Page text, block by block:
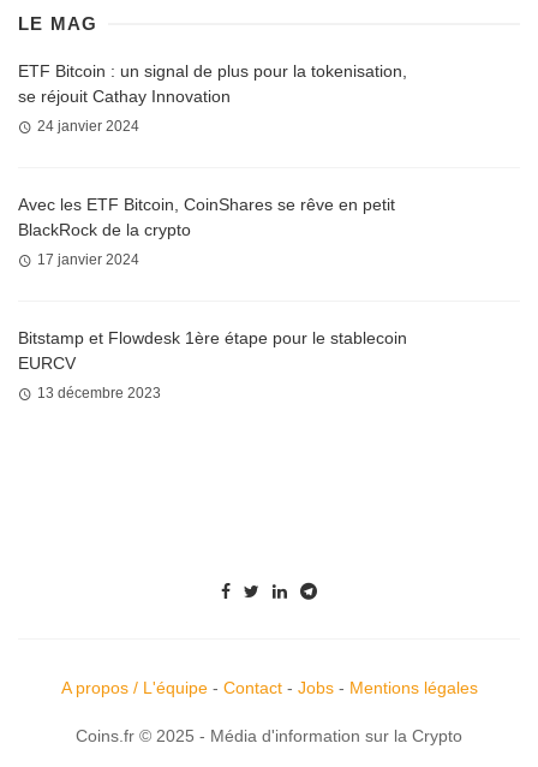
LE MAG
ETF Bitcoin : un signal de plus pour la tokenisation,
se réjouit Cathay Innovation
24 janvier 2024
Avec les ETF Bitcoin, CoinShares se rêve en petit
BlackRock de la crypto
17 janvier 2024
Bitstamp et Flowdesk 1ère étape pour le stablecoin
EURCV
13 décembre 2023
A propos / L'équipe- Contact- Jobs- Mentions légales
Coins.fr © 2025 - Média d'information sur la Crypto